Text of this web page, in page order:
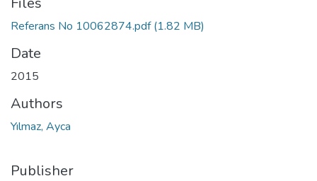
Referans No 10062874.pdf(1.82 MB)
Date
2015
Authors
Yılmaz, Ayca
Publisher